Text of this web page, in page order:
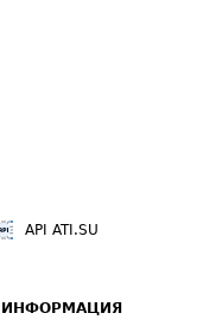
API ATI.SU
ИНФОРМАЦИЯ